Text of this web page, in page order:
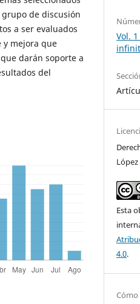
de discusión
a ser evaluados
y mejora que
darán soporte a
del
Vol.
Esta
4.0.